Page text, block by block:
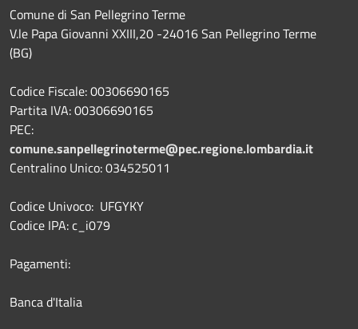
Comune di San Pellegrino Terme
V.le Papa Giovanni XXIII,20 -24016 San Pellegrino Terme
(BG)
Codice Fiscale: 00306690165
Partita IVA: 00306690165
PEC:
comune.sanpellegrinoterme@pec.regione.lombardia.it
Centralino Unico: 034525011
Codice Univoco: UFGYKY
Codice IPA: c_i079
Pagamenti:
Banca d'Italia